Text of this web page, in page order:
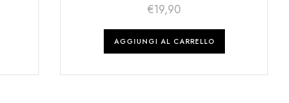
€19,90
AGGIUNGI AL CARRELLO